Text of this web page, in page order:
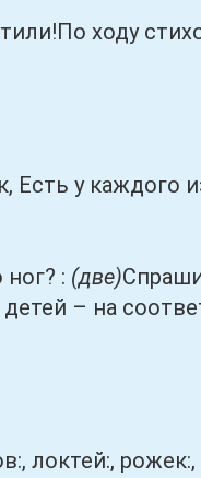
ходу
у каждого
: (две)
– на
рожек:,